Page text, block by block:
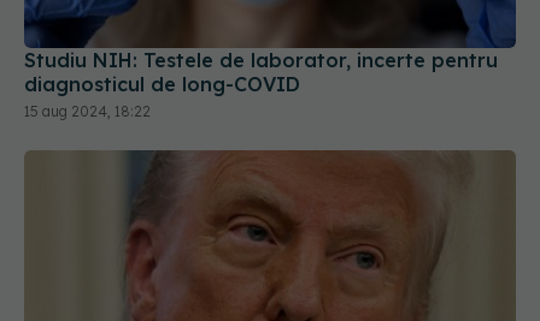
Studiu NIH: Testele de laborator, incerte pentru
diagnosticul de long-COVID
15 aug 2024, 18:22